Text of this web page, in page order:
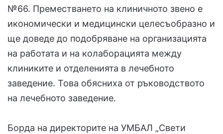
№66. Преместването на клиничното звено е
икономически и медицински целесъобразно и
ще доведе до подобряване на организацията
на работата и на колаборацията между
клиниките и отделенията в лечебното
заведение. Това обясниха от ръководството
на лечебното заведение.
Борда на директорите на УМБАЛ „Свети